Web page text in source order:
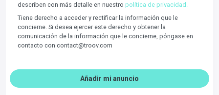
describen con más detalle en nuestro política de privacidad.
Tiene derecho a acceder y rectificar la información que le
concierne. Si desea ejercer este derecho y obtener la
comunicación de la información que le concierne, póngase en
contacto con contact@troov.com
Añadir mi anuncio